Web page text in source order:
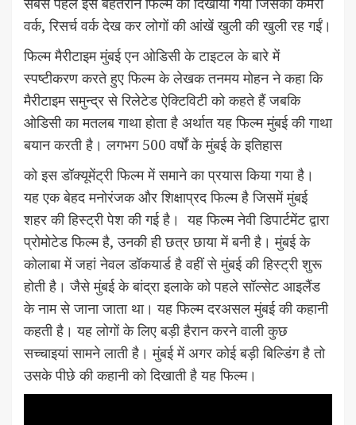
वर्क, रिसर्च वर्क देख कर लोगों की आंखें खुली की खुली रह गईं।
फिल्म मैरीटाइम मुंबई एन ओडिसी के टाइटल के बारे में
स्पष्टीकरण करते हुए फिल्म के लेखक तनमय मोहन ने कहा कि
मैरीटाइम समुन्द्र से रिलेटेड ऐक्टिविटी को कहते हैं जबकि
ओडिसी का मतलब गाथा होता है अर्थात यह फिल्म मुंबई की गाथा
बयान करती है। लगभग 500 वर्षों के मुंबई के इतिहास
को इस डॉक्यूमेंट्री फिल्म में समाने का प्रयास किया गया है।
यह एक बेहद मनोरंजक और शिक्षाप्रद फिल्म है जिसमें मुंबई
शहर की हिस्ट्री पेश की गई है। यह फिल्म नेवी डिपार्टमेंट द्वारा
प्रोमोटेड फिल्म है, उनकी ही छत्र छाया में बनी है। मुंबई के
कोलाबा में जहां नेवल डॉकयार्ड है वहीं से मुंबई की हिस्ट्री शुरू
होती है। जैसे मुंबई के बांद्रा इलाके को पहले सॉल्सेट आइलैंड
के नाम से जाना जाता था। यह फिल्म दरअसल मुंबई की कहानी
कहती है। यह लोगों के लिए बड़ी हैरान करने वाली कुछ
सच्चाइयां सामने लाती है। मुंबई में अगर कोई बड़ी बिल्डिंग है तो
उसके पीछे की कहानी को दिखाती है यह फिल्म।